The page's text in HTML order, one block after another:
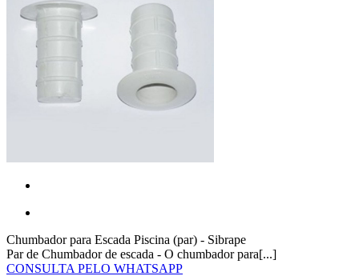
Chumbador para Escada Piscina (par) - Sibrape
Par de Chumbador de escada - O chumbador para[...]
CONSULTA PELO WHATSAPP